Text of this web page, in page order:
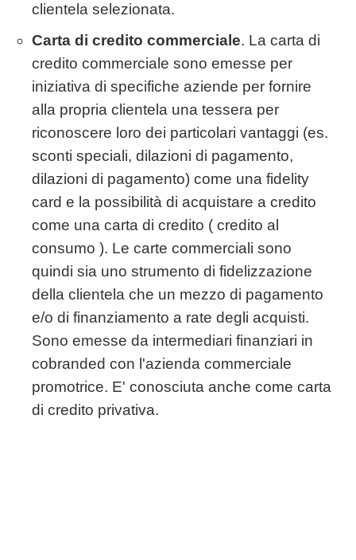
clientela selezionata.
Carta di credito commerciale. La carta di
credito commerciale sono emesse per
iniziativa di specifiche aziende per fornire
alla propria clientela una tessera per
riconoscere loro dei particolari vantaggi (es.
sconti speciali, dilazioni di pagamento,
dilazioni di pagamento) come una fidelity
card e la possibilità di acquistare a credito
come una carta di credito ( credito al
consumo ). Le carte commerciali sono
quindi sia uno strumento di fidelizzazione
della clientela che un mezzo di pagamento
e/o di finanziamento a rate degli acquisti.
Sono emesse da intermediari finanziari in
cobranded con l'azienda commerciale
promotrice. E' conosciuta anche come carta
di credito privativa.